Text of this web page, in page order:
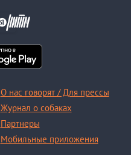
О нас говорят / Для прессы
Журнал о собаках
Партнеры
Мобильные приложения